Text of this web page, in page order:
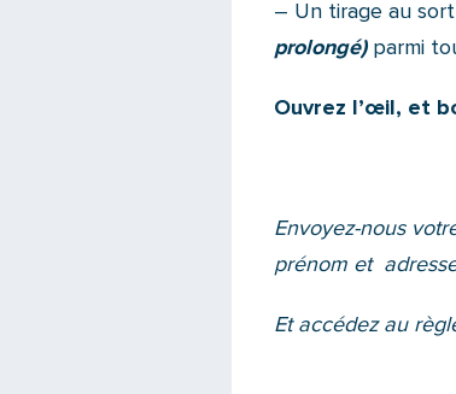
– Un tirage au
prolongé) parmi
Ouvrez l’œil, et
Envoyez-nous
prénom et
Et accédez au